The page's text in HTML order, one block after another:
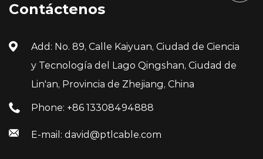
Contáctenos
Add: No. 89, Calle Kaiyuan, Ciudad de Ciencia
y Tecnología del Lago Qingshan, Ciudad de
Lin'an, Provincia de Zhejiang, China
Phone: +86 13308494888
E-mail: david@ptlcable.com